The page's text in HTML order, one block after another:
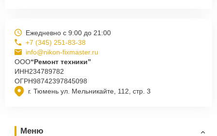
г. Тюмень ул. Мельникайте, 112, стр. 3
Ежедневно с 9:00 до 21:00
+7 (345) 251-83-38
info@nikon-fixmaster.ru
ООО“Ремонт техники”
ИНН234789782
ОГРН98742397845098
Меню